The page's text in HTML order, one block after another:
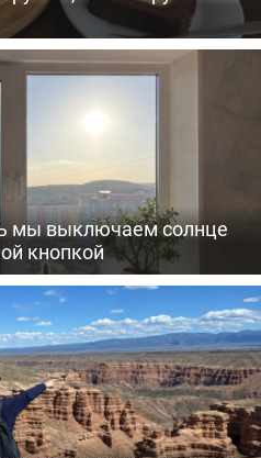
мы выключаем солнце
кнопкой